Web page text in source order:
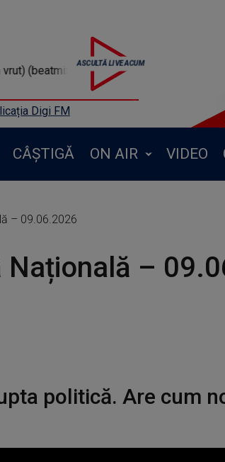
(beatmix)
Digi FM
CÂȘTIGĂ ON AIR VIDEO
– 09.06.2026
Națională –
politică. Are cum